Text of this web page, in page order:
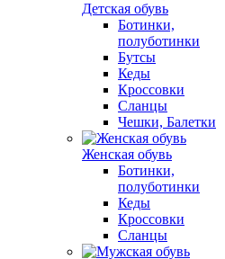
Детская обувь
Ботинки,
полуботинки
Бутсы
Кеды
Кроссовки
Сланцы
Чешки, Балетки
Женская обувь
Ботинки,
полуботинки
Кеды
Кроссовки
Сланцы